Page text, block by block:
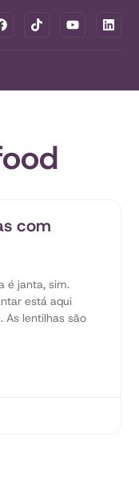
com
é janta, sim.
está aqui
As lentilhas são